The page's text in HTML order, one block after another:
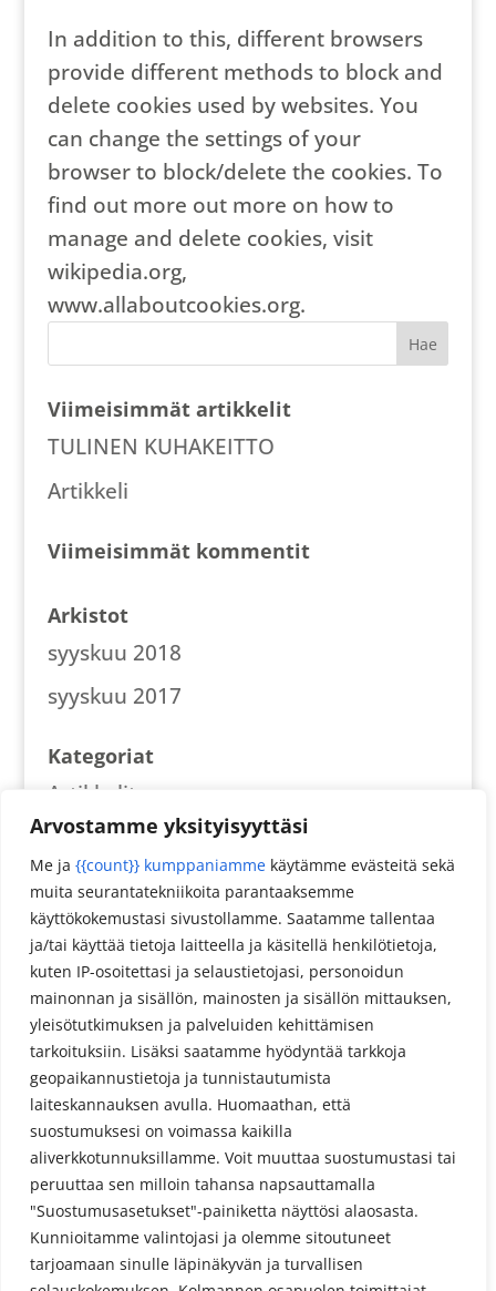
Arvostamme yksityisyyttäsi
Me ja {{count}} kumppaniamme käytämme evästeitä sekä
muita seurantatekniikoita parantaaksemme
käyttökokemustasi sivustollamme. Saatamme tallentaa
ja/tai käyttää tietoja laitteella ja käsitellä henkilötietoja,
kuten IP-osoitettasi ja selaustietojasi, personoidun
mainonnan ja sisällön, mainosten ja sisällön mittauksen,
yleisötutkimuksen ja palveluiden kehittämisen
tarkoituksiin. Lisäksi saatamme hyödyntää tarkkoja
geopaikannustietoja ja tunnistautumista
laiteskannauksen avulla. Huomaathan, että
suostumuksesi on voimassa kaikilla
aliverkkotunnuksillamme. Voit muuttaa suostumustasi tai
peruuttaa sen milloin tahansa napsauttamalla
"Suostumusasetukset"-painiketta näyttösi alaosasta.
Kunnioitamme valintojasi ja olemme sitoutuneet
tarjoamaan sinulle läpinäkyvän ja turvallisen
In addition to this, different browsers
provide different methods to block and
delete cookies used by websites. You
can change the settings of your
browser to block/delete the cookies. To
find out more out more on how to
manage and delete cookies, visit
wikipedia.org,
www.allaboutcookies.org.
Viimeisimmät artikkelit
TULINEN KUHAKEITTO
Artikkeli
Viimeisimmät kommentit
Arkistot
syyskuu 2018
syyskuu 2017
Kategoriat
Artikkelit
Reseptit
Meta
Kirjaudu sisään
Sisältösyöte
Kommenttisyöte
WordPress.org
Tietosuojaseloste